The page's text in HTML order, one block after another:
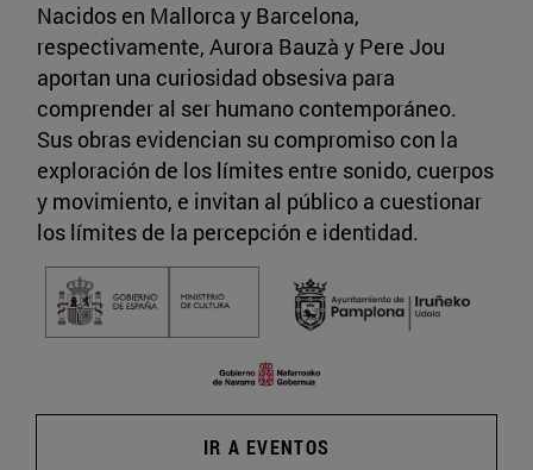
Nacidos en Mallorca y Barcelona,
respectivamente, Aurora Bauzà y Pere Jou
aportan una curiosidad obsesiva para
comprender al ser humano contemporáneo.
Sus obras evidencian su compromiso con la
exploración de los límites entre sonido, cuerpos
y movimiento, e invitan al público a cuestionar
los límites de la percepción e identidad.
IR A EVENTOS